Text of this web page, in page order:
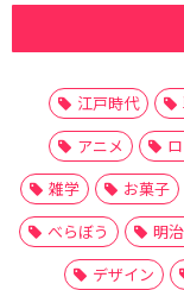
江戸時代
アニメ
雑学
お菓子
べらぼう
明
デザイン